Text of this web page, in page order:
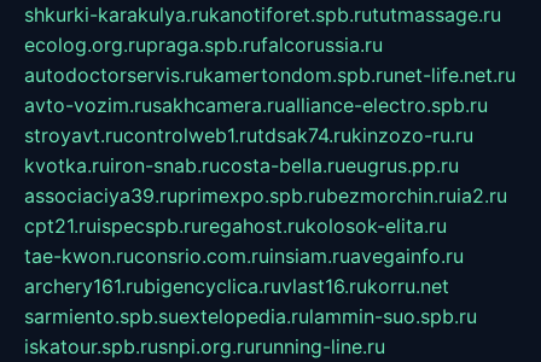
shkurki-karakulya.rukanotiforet.spb.rututmassage.ru
ecolog.org.rupraga.spb.rufalcorussia.ru
autodoctorservis.rukamertondom.spb.runet-life.net.ru
avto-vozim.rusakhcamera.rualliance-electro.spb.ru
stroyavt.rucontrolweb1.rutdsak74.rukinzozo-ru.ru
kvotka.ruiron-snab.rucosta-bella.rueugrus.pp.ru
associaciya39.ruprimexpo.spb.rubezmorchin.ruia2.ru
cpt21.ruispecspb.ruregahost.rukolosok-elita.ru
tae-kwon.ruconsrio.com.ruinsiam.ruavegainfo.ru
archery161.rubigencyclica.ruvlast16.rukorru.net
sarmiento.spb.suextelopedia.rulammin-suo.spb.ru
iskatour.spb.rusnpi.org.rurunning-line.ru